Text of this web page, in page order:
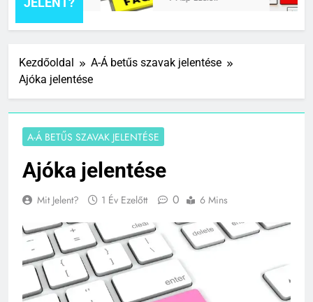
Kezdőoldal
A-Á betűs szavak jelentése
Ajóka jelentése
A-Á BETŰS SZAVAK JELENTÉSE
Ajóka jelentése
Mit Jelent? 1 Év Ezelőtt 0 6 Mins